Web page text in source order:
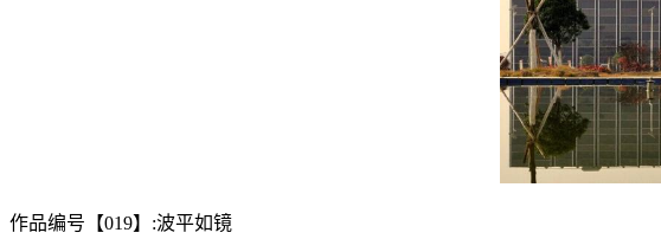
作品编号【019】:波平如镜